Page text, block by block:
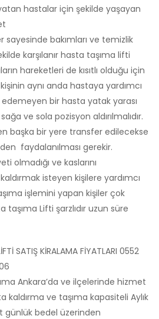
hastalar için şekilde yaşayan
sayesinde bakımları ve temizlik
karşılanır hasta taşıma lifti
hareketleri de kısıtlı olduğu için
aynı anda hastaya yardımcı
bir hasta yatak yarası
ve sola pozisyon aldırılmalıdır.
başka bir yere transfer edilecekse
faydalanılması gerekir.
olmadığı ve kaslarını
isteyen kişilere yardımcı
işlemini yapan kişiler çok
Lifti şarzlıdır uzun süre
SATIŞ KİRALAMA FİYATLARI 0552
Ankara’da ve ilçelerinde hizmet
kaldırma ve taşıma kapasiteli Aylık
günlük bedel üzerinden